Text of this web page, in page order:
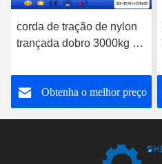
corda de tração de nylon
trançada dobro 3000kg de
da força habilitado
Obtenha o melhor preço